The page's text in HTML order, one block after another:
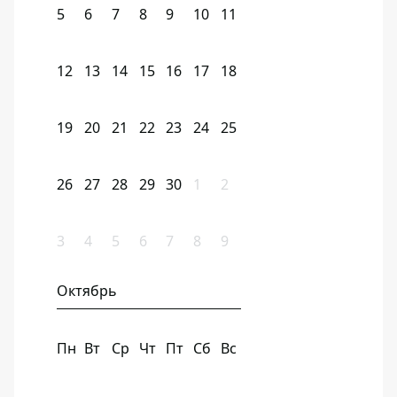
5 6 7 8 9 10 11
12 13 14 15 16 17 18
19 20 21 22 23 24 25
26 27 28 29 30 1 2
3 4 5 6 7 8 9
Октябрь
Пн Вт Ср Чт Пт Сб Вс